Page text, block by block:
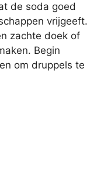
de soda goed
vrijgeeft.
zachte doek of
Begin
om druppels te